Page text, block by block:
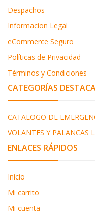
Despachos
Informacion Legal
eCommerce Seguro
Políticas de Privacidad
Términos y Condiciones
CATEGORÍAS
CATALOGO DE
VOLANTES Y PALANCAS
ENLACES RÁPIDOS
Inicio
Mi carrito
Mi cuenta